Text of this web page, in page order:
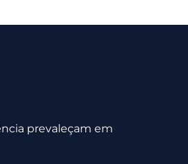
prevaleçam em